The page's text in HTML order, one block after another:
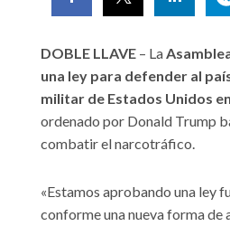
DOBLE LLAVE – La
una ley para defender al
militar de Estados Unidos
ordenado por Donald Trump
combatir el narcotráfico.
«Estamos aprobando una ley
conforme una nueva forma de